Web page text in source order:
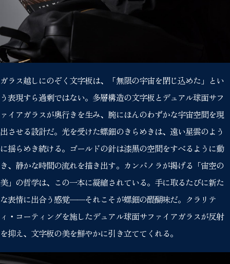
ガラス越しにのぞく文字板は、「無限の宇宙を閉じ込めた」とい
う表現すら過剰ではない。多層構造の文字板とデュアル球面サフ
ァイアガラスが奥行きを生み、腕にほんのわずかな宇宙空間を現
出させる設計だ。光を受けた螺鈿のきらめきは、遠い星雲のよう
に揺らめき続ける。ゴールドの針は漆黒の空間をすべるように動
き、静かな時間の流れを描き出す。カンパノラが掲げる「宙空の
美」の哲学は、この一本に凝縮されている。手に取るたびに新た
な表情に出合う感覚——それこそが螺鈿の醍醐味だ。クラリテ
ィ・コーティングを施したデュアル球面サファイアガラスが反射
を抑え、文字板の美を鮮やかに引き立ててくれる。